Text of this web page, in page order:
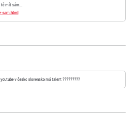
mít sám...
sam.html
v česko slovensko má talent ?????????